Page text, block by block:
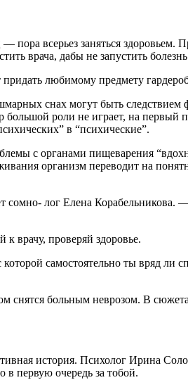
всерьез заняться здоровьем.
вра­ча, дабы не запустить
придать любимому предмету
снах могут быть следствием
роли не играет, на первый
в “психические”.
с органами пищеварения
организм переводит на
сомно- лог Елена
вра­чу, проверяй здоровье.
самостоятельно ты вряд ли
больным неврозом. В
история. Психолог Ирина
пер­вую очередь за тобой.